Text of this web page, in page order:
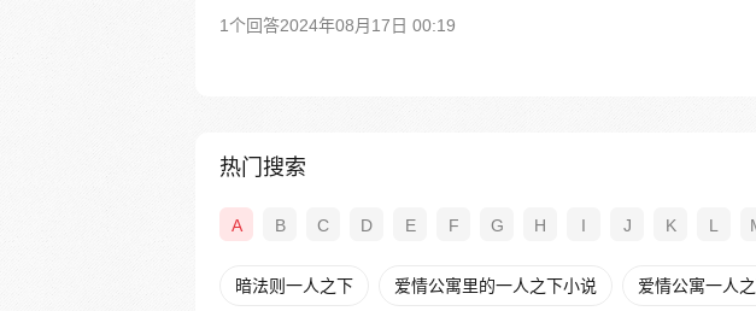
1个回答2024年08月17日 00:19
热门搜索
A B C D E F G H I J K L
暗法则一人之下 爱情公寓里的一人之下小说 爱情公寓一人